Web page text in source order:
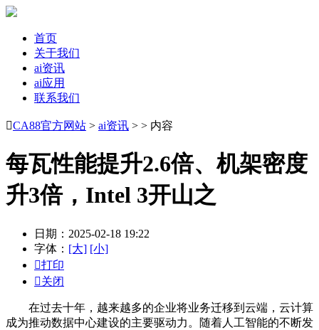
首页
关于我们
ai资讯
ai应用
联系我们
CA88官方网站 > ai资讯 > > 内容
每瓦性能提升2.6倍、机架密度
升3倍，Intel 3开山之
日期：2025-02-18 19:22
字体： [大] [小]
打印
关闭
在过去十年，越来越多的企业将业务迁移到云端，云计算
成为推动数据中心建设的主要驱动力。随着人工智能的不断发